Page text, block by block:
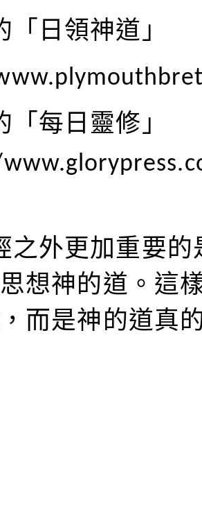
「日領神道」
「每日靈修」
之外更加重要
想神的道。這
而是神的道真